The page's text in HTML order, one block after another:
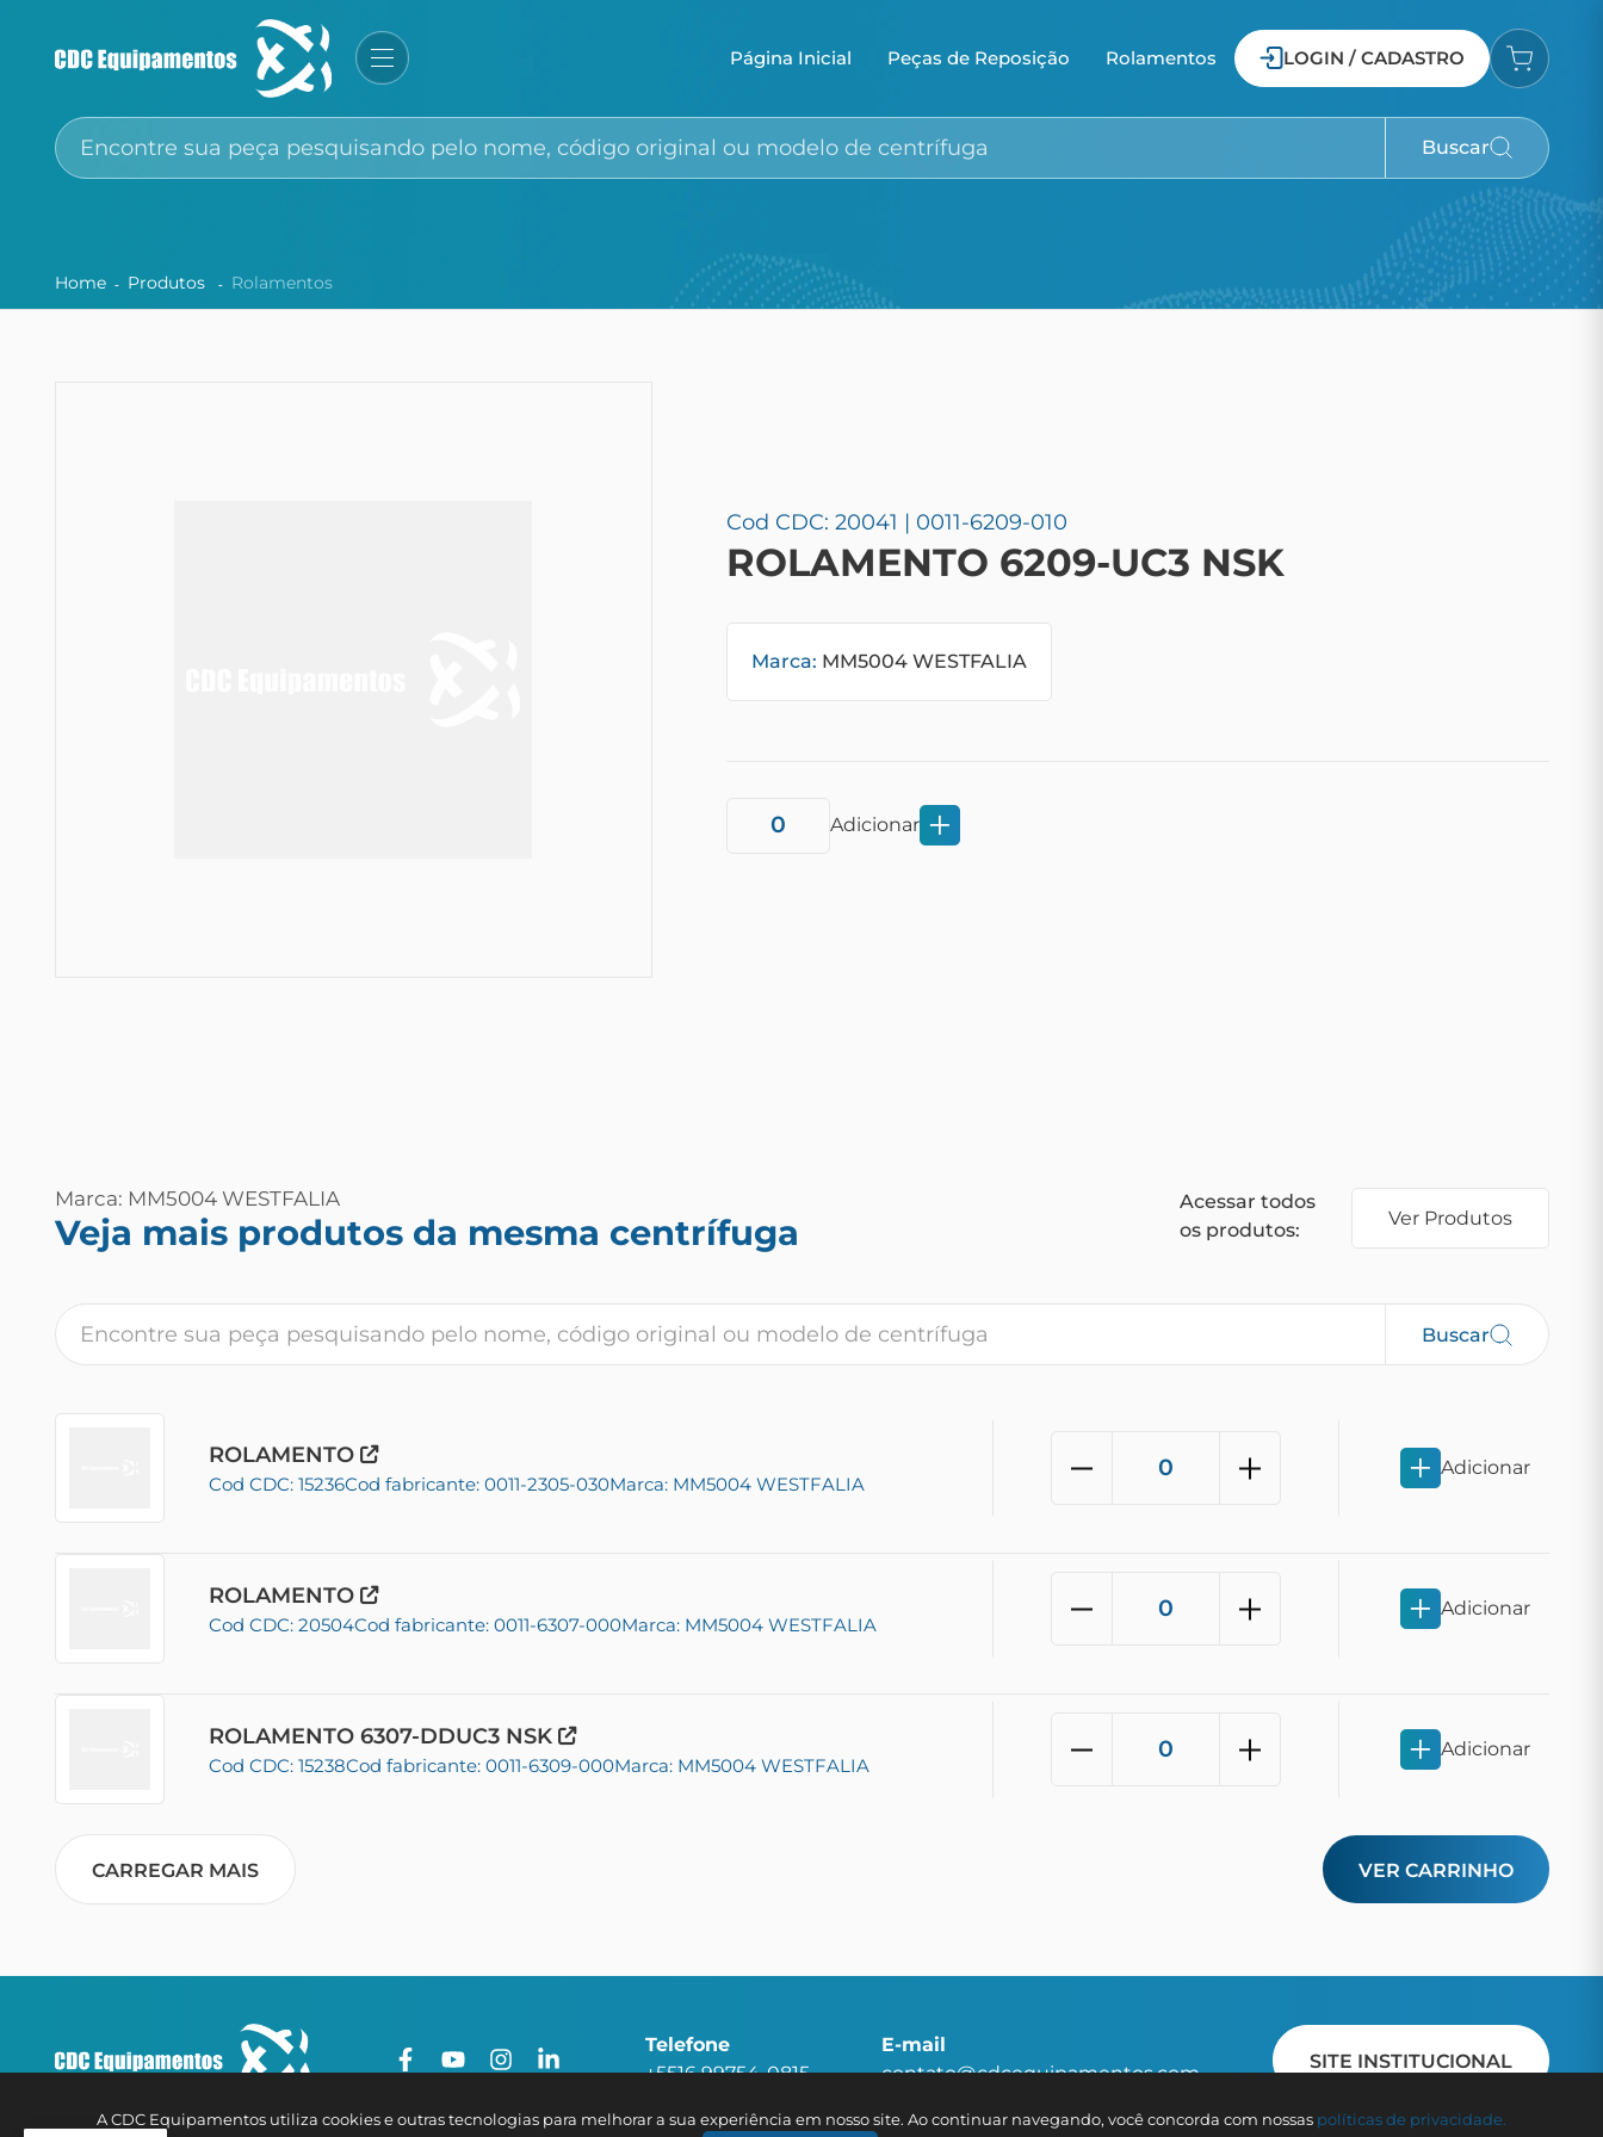
Página Inicial Peças de Reposição Rolamentos LOGIN / CADASTRO
Buscar
Home Produtos Rolamentos
Cod CDC: 20041 | 0011-6209-010
ROLAMENTO 6209-UC3 NSK
Marca: MM5004 WESTFALIA
Adicionar
Marca: MM5004 WESTFALIA
Veja mais produtos da mesma centrífuga
Acessar todos
os produtos:
Ver Produtos
Buscar
ROLAMENTO
Cod CDC: 15236Cod fabricante: 0011-2305-030Marca: MM5004 WESTFALIA
Adicionar
ROLAMENTO
Cod CDC: 20504Cod fabricante: 0011-6307-000Marca: MM5004 WESTFALIA
Adicionar
ROLAMENTO 6307-DDUC3 NSK
Cod CDC: 15238Cod fabricante: 0011-6309-000Marca: MM5004 WESTFALIA
Adicionar
CARREGAR MAIS VER CARRINHO
Telefone
+5516 99754-0815
E-mail
contato@cdcequipamentos.com
SITE INSTITUCIONAL
A CDC Equipamentos utiliza cookies e outras tecnologias para melhorar a sua experiência em nosso site. Ao continuar navegando, você concorda com nossas polí­ticas de privacidade.